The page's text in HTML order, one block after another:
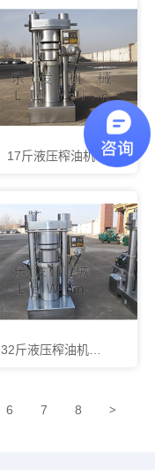
17斤液压榨油机
32斤液压榨油机…
6 7 8 >